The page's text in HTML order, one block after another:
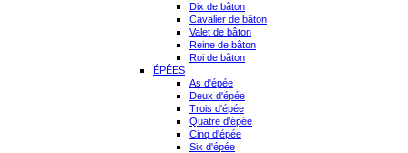
Dix de bâton
Cavalier de bâton
Valet de bâton
Reine de bâton
Roi de bâton
ÉPÉES
As d'épée
Deux d'épée
Trois d'épée
Quatre d'épée
Cinq d'épée
Six d'épée